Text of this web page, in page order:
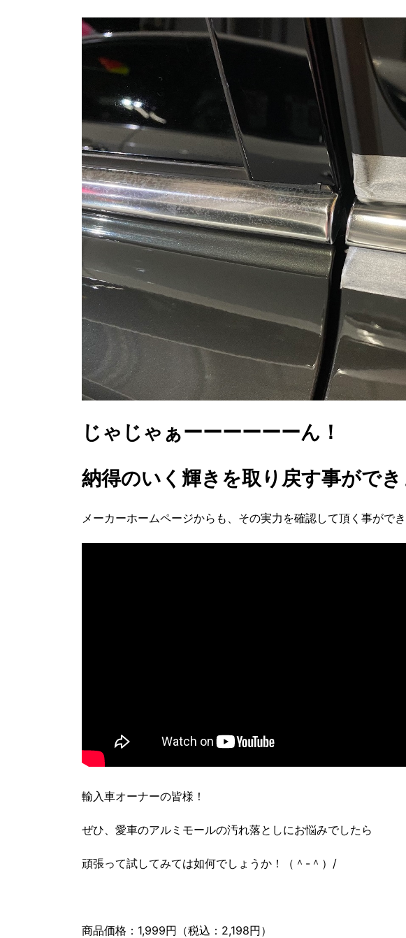
じゃじゃぁーーーーーーん！
納得のいく輝きを取り戻す事がで
メーカーホームページからも、その実力を確認して頂く事ができ
輸入車オーナーの皆様！
ぜひ、愛車のアルミモールの汚れ落としにお悩みでしたら
頑張って試してみては如何でしょうか！（＾-＾）/
商品価格：1,999円（税込：2,198円）